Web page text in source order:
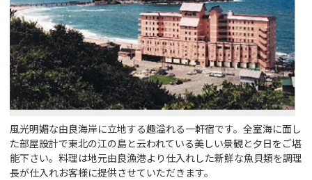
風光明媚な由良海岸に立地する趣溢れる一軒宿です。全室海に面し
た部屋設計で東北の江の島と云われている美しい景観と夕日をご堪
能下さい。料理は地元由良漁港より仕入れした新鮮な魚貝類を調理
長が仕入れお客様に提供させていただきます。